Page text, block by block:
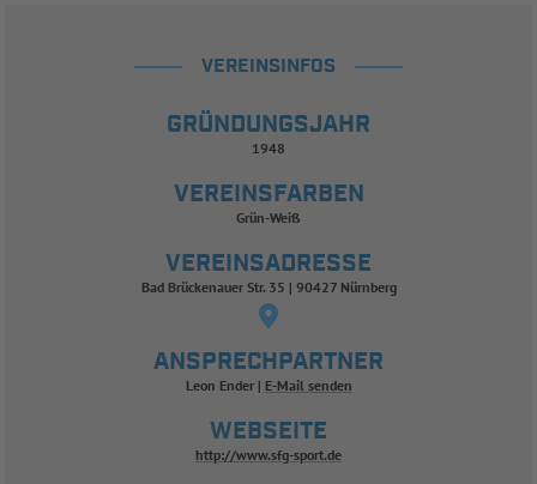
VEREINSINFOS
GRÜNDUNGSJAHR
1948
VEREINSFARBEN
Grün-Weiß
VEREINSADRESSE
Bad Brückenauer Str. 35 | 90427 Nürnberg
ANSPRECHPARTNER
Leon Ender E-Mail senden
WEBSEITE
http://www.sfg-sport.de